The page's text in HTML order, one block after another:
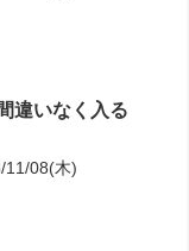
違いなく入る
11/08(木)